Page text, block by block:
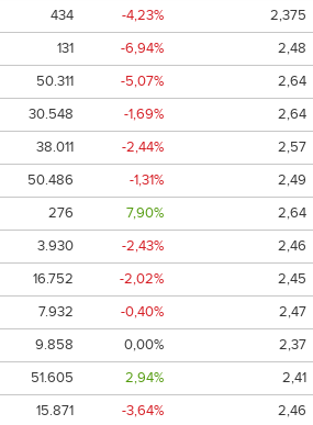
434 -4,23%
2,375
131 -6,94%
2,48
50.311 -5,07%
2,64
30.548 -1,69%
2,64
38.011 -2,44%
2,57
50.486 -1,31%
2,49
276 7,90%
2,64
3.930 -2,43%
2,46
16.752 -2,02%
2,45
7.932 -0,40%
2,47
9.858 0,00%
2,37
51.605 2,94%
2,41
15.871 -3,64%
2,46